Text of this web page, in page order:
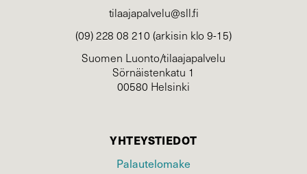
tilaajapalvelu@sll.fi
(09) 228 08 210 (arkisin klo 9-15)
Suomen Luonto/tilaajapalvelu
Sörnäistenkatu 1
00580 Helsinki
YHTEYSTIEDOT
Palautelomake